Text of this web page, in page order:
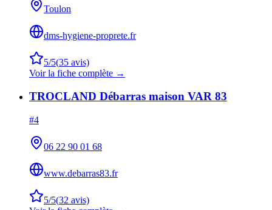
Toulon
dms-hygiene-proprete.fr
5/5(35 avis)
Voir la fiche complète →
TROCLAND Débarras maison VAR 83
#4
06 22 90 01 68
www.debarras83.fr
5/5(32 avis)